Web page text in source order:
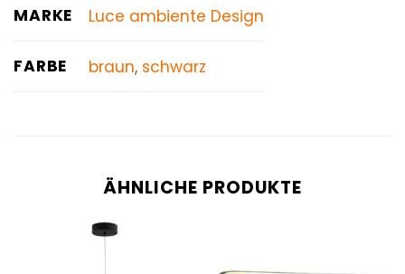
MARKE Luce ambiente Design
FARBE braun, schwarz
ÄHNLICHE PRODUKTE